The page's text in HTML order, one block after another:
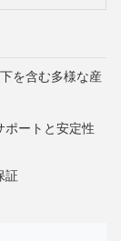
を含む多様な産
ポートと安定性
証